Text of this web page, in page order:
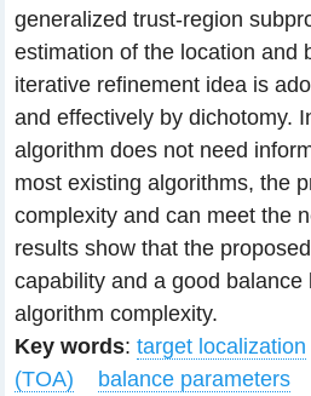
generalized trust-region
estimation of the location and
iterative refinement idea is
and effectively by dichotomy.
algorithm does not need
most existing algorithms, the
complexity and can meet the
results show that the
capability and a good
algorithm complexity.
Key words: target localization
(TOA)
balance parameters